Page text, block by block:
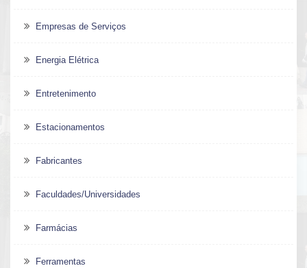
Empresas de Serviços
Energia Elétrica
Entretenimento
Estacionamentos
Fabricantes
Faculdades/Universidades
Farmácias
Ferramentas